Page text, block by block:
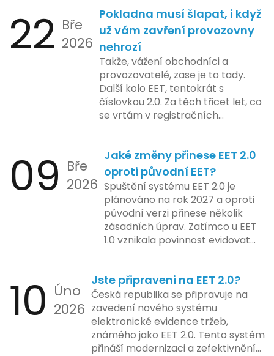
plánovaná na první pololetí
následujícího roku, je zaměřena
na školení a edukaci uživatelů,
včetně přípravy materiálů a
školení pro zaměstnavatele a
účetní firmy. V této fázi dojde
také k oficiálnímu spuštění
systému pro vybrané segmenty
podnikání. Třetí a konečná fáze
integraci systému EET 2.0 do
praxe, s povinností prodejců
zapojit se do nového systému,
včetně zvýšeného dohledu nad
dodržováním pravidel.
České republice. Povinnost uvést
telefonní číslo se týká všech
nově registrovaných domén, a
také může ovlivnit stávající
majitele domén při aktualizaci
jejich údajů.
22 Bře
2026
Pokladna musí šlapat, i když
už vám zavření provozovny
nehrozí
Takže, vážení obchodníci a
provozovatelé, zase je to tady.
Další kolo EET, tentokrát s
číslovkou 2.0. Za těch třicet let, co
se vrtám v registračních
pokladen, co se občas zasekly, až
po ty nejmodernější dotykové
systémy, co umí pomalu i kafe
uvařit. A jedno vím jistě: legislativa
se mění, ale základní pravidlo
zůstává – pokladna musí šlapat
jako hodinky. Jinak jsou problémy.
09 Bře
2026
Jaké změny přinese EET 2.0
oproti původní EET?
Spuštění systému EET 2.0 je
plánováno na rok 2027 a oproti
původní verzi přinese několik
zásadních úprav. Zatímco u EET
1.0 vznikala povinnost evidovat
bezhotovostní transakci – nově
se má tato povinnost odvíjet od
povahy podnikatelské činnosti a
způsobu interakce se
zákazníkem.
10 Úno
2026
Jste připraveni na EET 2.0?
Česká republika se připravuje na
zavedení nového systému
elektronické evidence tržeb,
známého jako EET 2.0. Tento systém
přináší modernizaci a zefektivnění